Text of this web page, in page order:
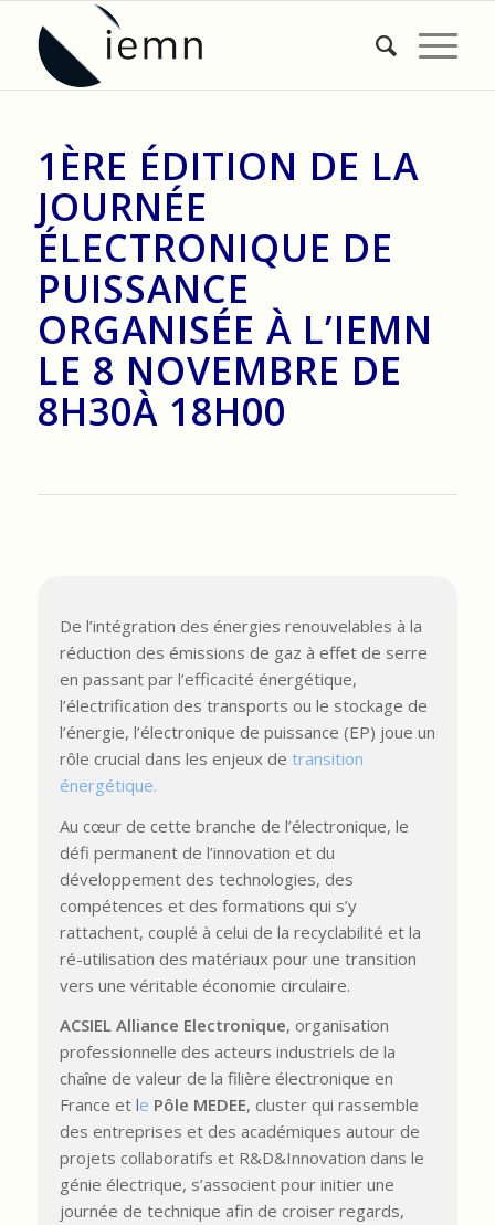
1ÈRE ÉDITION DE LA
JOURNÉE
ÉLECTRONIQUE DE
PUISSANCE
ORGANISÉE À L’IEMN
LE 8 NOVEMBRE DE
8H30À 18H00
De l’intégration des énergies renouvelables à la
réduction des émissions de gaz à effet de serre
en passant par l’efficacité énergétique,
l’électrification des transports ou le stockage de
l’énergie, l’électronique de puissance (EP) joue un
rôle crucial dans les enjeux de transition
énergétique.
Au cœur de cette branche de l’électronique, le
défi permanent de l’innovation et du
développement des technologies, des
compétences et des formations qui s’y
rattachent, couplé à celui de la recyclabilité et la
ré-utilisation des matériaux pour une transition
vers une véritable économie circulaire.
ACSIEL Alliance Electronique, organisation
professionnelle des acteurs industriels de la
chaîne de valeur de la filière électronique en
France et le Pôle MEDEE, cluster qui rassemble
des entreprises et des académiques autour de
projets collaboratifs et R&D&Innovation dans le
génie électrique, s’associent pour initier une
journée de technique afin de croiser regards,